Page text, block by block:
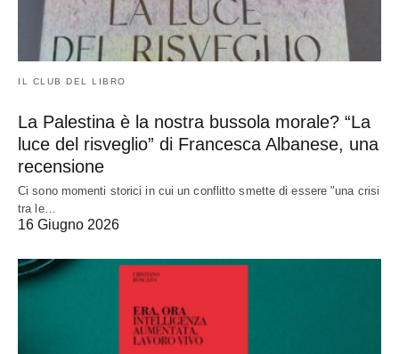
IL CLUB DEL LIBRO
La Palestina è la nostra bussola morale? “La
luce del risveglio” di Francesca Albanese, una
recensione
Ci sono momenti storici in cui un conflitto smette di essere "una crisi
tra le…
16 Giugno 2026